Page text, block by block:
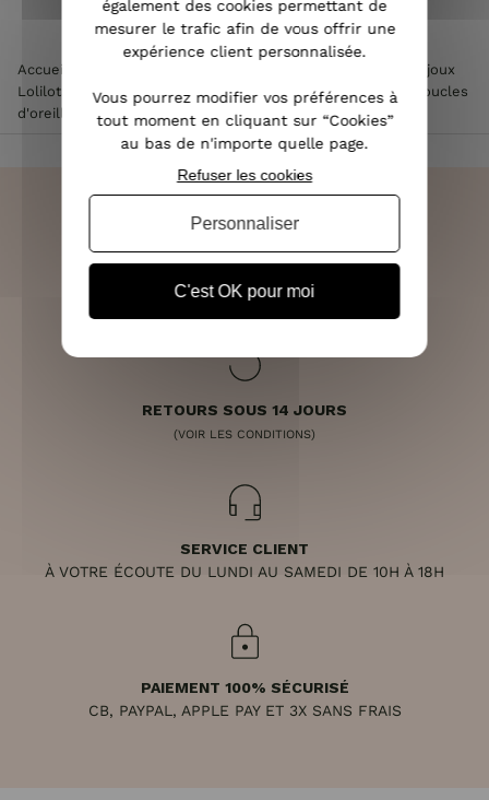
Accueil
Bijoux
Lolilota & Lol femme >Boucles d'oreilles Lolilota & Lol
Boucles
d'oreilles LOL Angkor
OFFERTE DÈS 70€
RETOURS SOUS 14 JOURS
(VOIR LES CONDITIONS)
SERVICE CLIENT
À VOTRE ÉCOUTE DU LUNDI AU SAMEDI DE 10H À 18H
PAIEMENT 100% SÉCURISÉ
CB, PAYPAL, APPLE PAY ET 3X SANS FRAIS
également des cookies permettant de
mesurer le trafic afin de vous offrir une
expérience client personnalisée.
Vous pourrez modifier vos préférences à
tout moment en cliquant sur “Cookies”
au bas de n'importe quelle page.
C'est OK pour moi
Refuser les cookies
Personnaliser